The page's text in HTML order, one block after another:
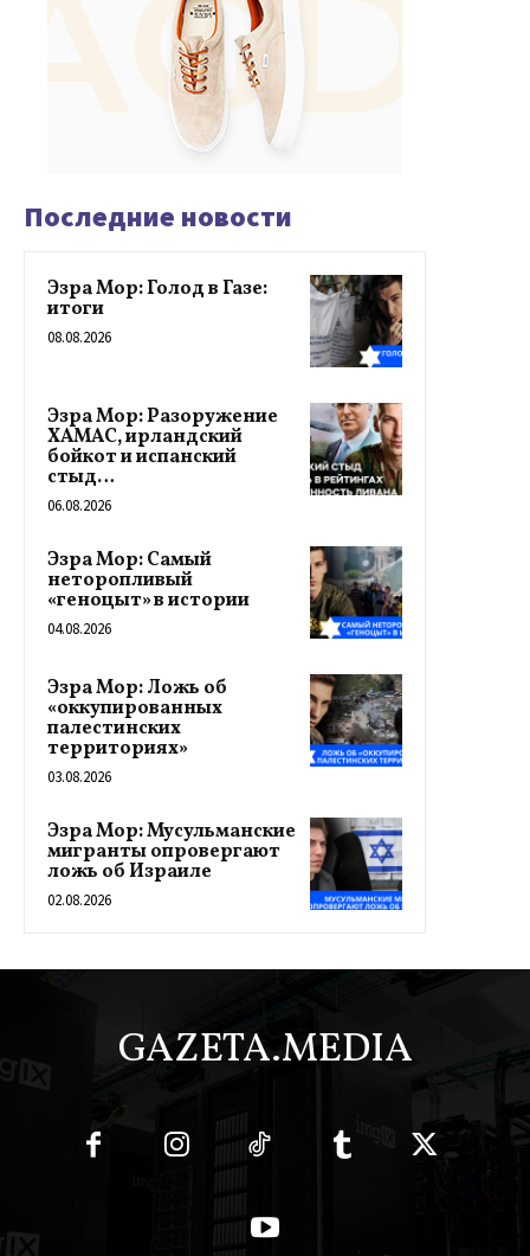
Последние новости
Эзра Мор: Голод в Газе:
итоги
08.08.2026
Эзра Мор: Разоружение
ХАМАС, ирландский
бойкот и испанский
стыд…
06.08.2026
Эзра Мор: Самый
неторопливый
«геноцыт» в истории
04.08.2026
Эзра Мор: Ложь об
«оккупированных
палестинских
территориях»
03.08.2026
Эзра Мор: Мусульманские
мигранты опровергают
ложь об Израиле
02.08.2026
GAZETA.MEDIA